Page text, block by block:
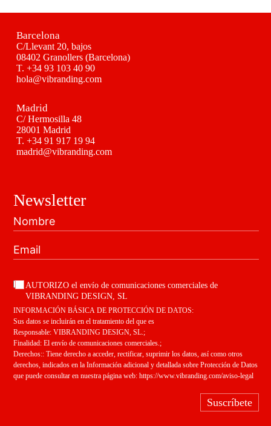
Barcelona
C/Llevant 20, bajos
08402 Granollers (Barcelona)
T. +34 93 103 40 90
hola@vibranding.com
Madrid
C/ Hermosilla 48
28001 Madrid
T. +34 91 917 19 94
madrid@vibranding.com
Newsletter
AUTORIZO el envío de comunicaciones comerciales de
VIBRANDING DESIGN, SL
INFORMACIÓN BÁSICA DE PROTECCIÓN DE DATOS:
Sus datos se incluirán en el tratamiento del que es
Responsable: VIBRANDING DESIGN, SL.;
Finalidad: El envío de comunicaciones comerciales.;
Derechos:: Tiene derecho a acceder, rectificar, suprimir los datos, así como otros
derechos, indicados en la Información adicional y detallada sobre Protección de Datos
que puede consultar en nuestra página web: https://www.vibranding.com/aviso-legal
Suscríbete